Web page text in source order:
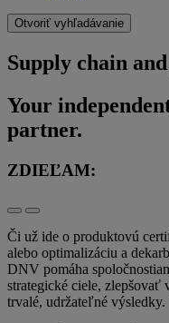
Otvoriť vyhľadávanie
Supply chain
Your
partner.
ZDIEĽAM:
Či už ide o produktovú
alebo optimalizáciu a
DNV pomáha
strategické ciele,
trvalé, udržateľné výsledky.